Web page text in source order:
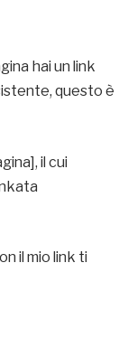
hai un link
questo è
il cui
il mio link ti